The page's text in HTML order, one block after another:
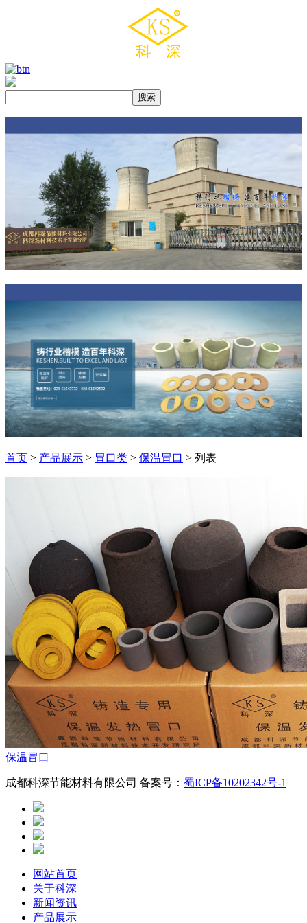
首页 > 产品展示 > 冒口类 > 保温冒口 > 列表
保温冒口
成都科深节能材料有限公司 备案号： 蜀ICP备10202342号-1
网站首页
关于科深
新闻资讯
产品展示